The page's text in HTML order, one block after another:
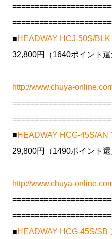
■HEADWAY HCJ-50S/
32,800円（1640ポイント還
http://www.chuya-
■HEADWAY HCG-45S/AN
29,800円（1490ポイント還
http://www.chuya-
■HEADWAY HCG-45S/SB